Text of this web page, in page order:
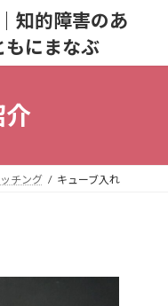
知的障害のあ
もにまなぶ
チング キューブ入れ